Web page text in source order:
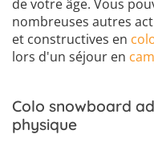
de votre âge. Vous
nombreuses autres
et constructives en
lors d'un séjour en
Colo snowboard
physique